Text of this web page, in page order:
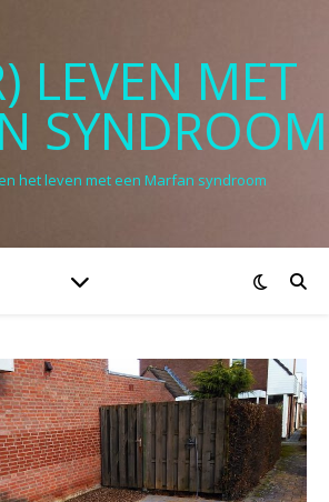
LEVEN MET
SYNDROOM
het leven met een Marfan syndroom